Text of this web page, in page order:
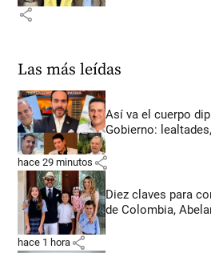
share
Las más leídas
Así va el cuerpo
Gobierno:
hace 29 minutos share
Diez claves para
de Colombia,
hace 1 hora share